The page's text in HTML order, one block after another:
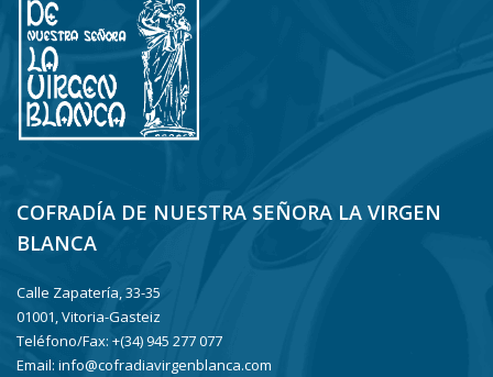
COFRADÍA DE NUESTRA SEÑORA LA VIRGEN
BLANCA
Calle Zapatería, 33-35
01001, Vitoria-Gasteiz
Teléfono/Fax: +(34) 945 277 077
Email: info@cofradiavirgenblanca.com